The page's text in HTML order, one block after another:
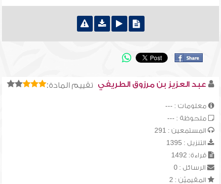
تقييم المادة: عبد العزيز بن مرزوق الطريفي
معلومات : ---
ملحوظة : ---
المستمعين : 291
التنزيل : 1395
قراءة: 1492
الرسائل : 0
المقيميّن : 2